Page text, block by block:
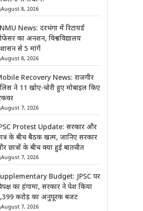
August 8, 2026
News: दरभंगा में रिटायर्ड
का अनशन, विश्वविद्यालय
से 5 मांगें
August 8, 2026
Recovery News: राजगीर
ने 11 खोए-चोरी हुए मोबाइल किए
August 7, 2026
Protest Update: सरकार और
के बीच बैठक खत्म, जानिए सरकार
छात्रों के बीच क्या हुई बातचीत
August 7, 2026
Budget: JPSC पर
का हंगामा, सरकार ने पेश किया
करोड़ का अनुपूरक बजट
August 7, 2026